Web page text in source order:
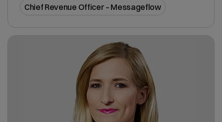
Chief Revenue Officer – Messageflow